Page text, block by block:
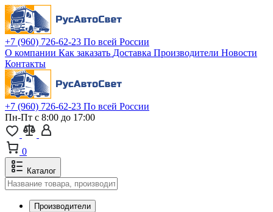
+7 (960) 726-62-23 По всей России
О компании Как заказать Доставка Производители Новости
Контакты
+7 (960) 726-62-23 По всей России
Пн-Пт с 8:00 до 17:00
0
Каталог
Производители